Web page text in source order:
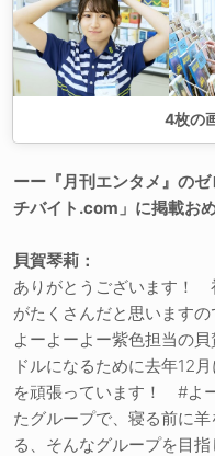
4枚の
ーー『月刊エンタメ』の
チバイト.com」に掲載お
貝賀琴莉：
ありがとうございます！
がたくさんだと思います
よーよーよー紫色担当の
ドルになるために去年12
を頑張っています！ #よ
たグループで、寝る前に
る、そんなグループを目